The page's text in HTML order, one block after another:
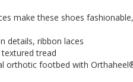
make these shoes
details, ribbon laces
tread
orthotic footbed with